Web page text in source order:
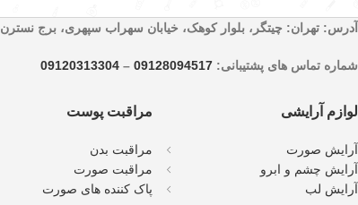
آدرس: تهران: چیتگر، بلوار کوهک، خیابان سهراب سپهری، برج نسترن
شماره تماس های پشتیبانی: 09128094517
–
09120313304
لوازم آرایشی
آرایش صورت
آرایش چشم و ابرو
آرایش لب
مراقبت پوست
مراقبت بدن
مراقبت صورت
پاک کننده های صورت